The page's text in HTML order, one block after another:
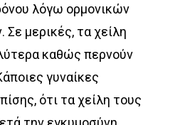
λόγω ορμονικών
Σε μερικές, τα χείλη
καθώς περνούν
γυναίκες
ότι τα χείλη τους